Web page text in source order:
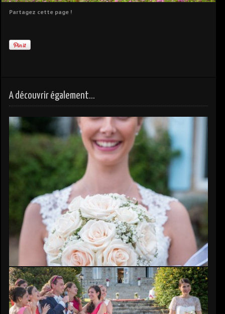
Partagez cette page !
A découvrir également...